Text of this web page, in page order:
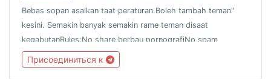
Bebas sopan asalkan taat peraturan.Boleh tambah teman"
kesini. Semakin banyak semakin rame teman disaat
kegabutanRules:No share berbau pornografiNo spam
berlebihanNo promosi berlebihanNb: Rules sewaktu-waktu
akan berubahShare: t.me/caripacar_indo
Присоединиться к